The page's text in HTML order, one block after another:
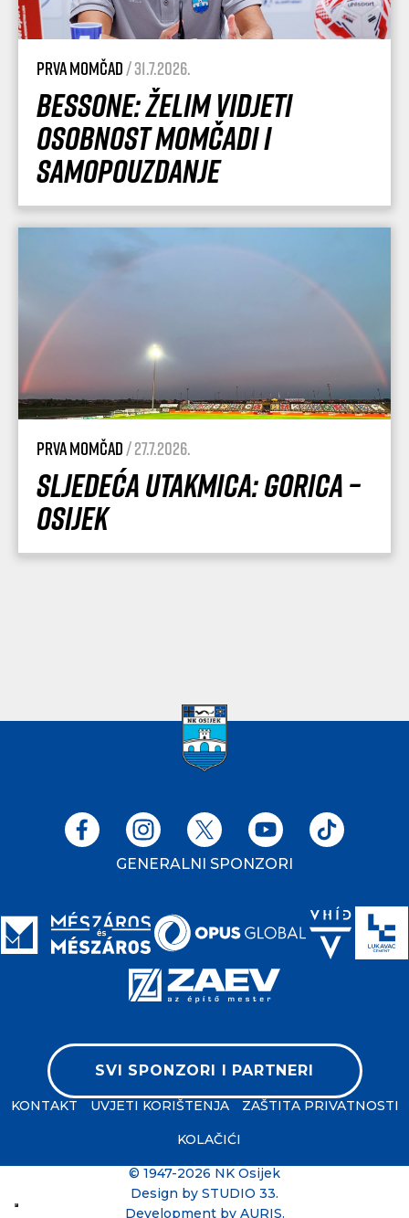
Prva momčad/ 31.7.2026.
Bessone: Želim vidjeti
osobnost momčadi i
samopouzdanje
Prva momčad/ 27.7.2026.
Sljedeća utakmica: Gorica –
Osijek
GENERALNI SPONZORI
SVI SPONZORI I PARTNERI
KONTAKT UVJETI KORIŠTENJA ZAŠTITA PRIVATNOSTI
KOLAČIĆI
© 1947-2026 NK Osijek
Design by STUDIO 33.
Development by AURIS.